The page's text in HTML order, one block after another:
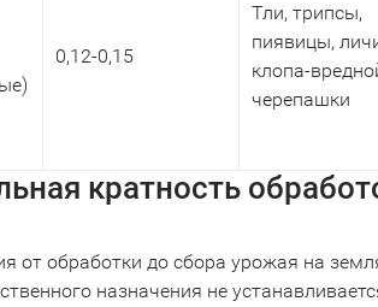
0,12-0,15
Тли, трипсы,
пиявицы,
клопа-
черепашки
кратность
от обработки до сбора урожая на
назначения не